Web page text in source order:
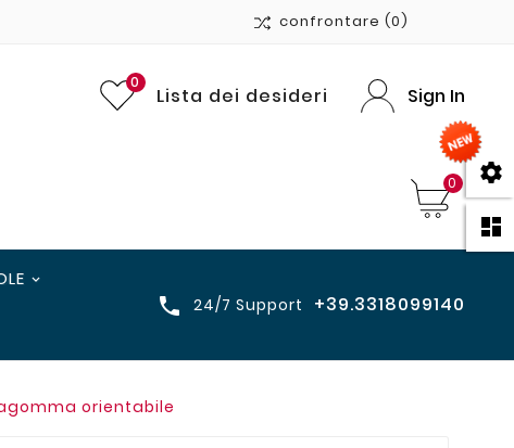


confrontare (0)
Lista dei desideri
0
Sign In
0
 24/7 Support +39.3318099140
orientabile